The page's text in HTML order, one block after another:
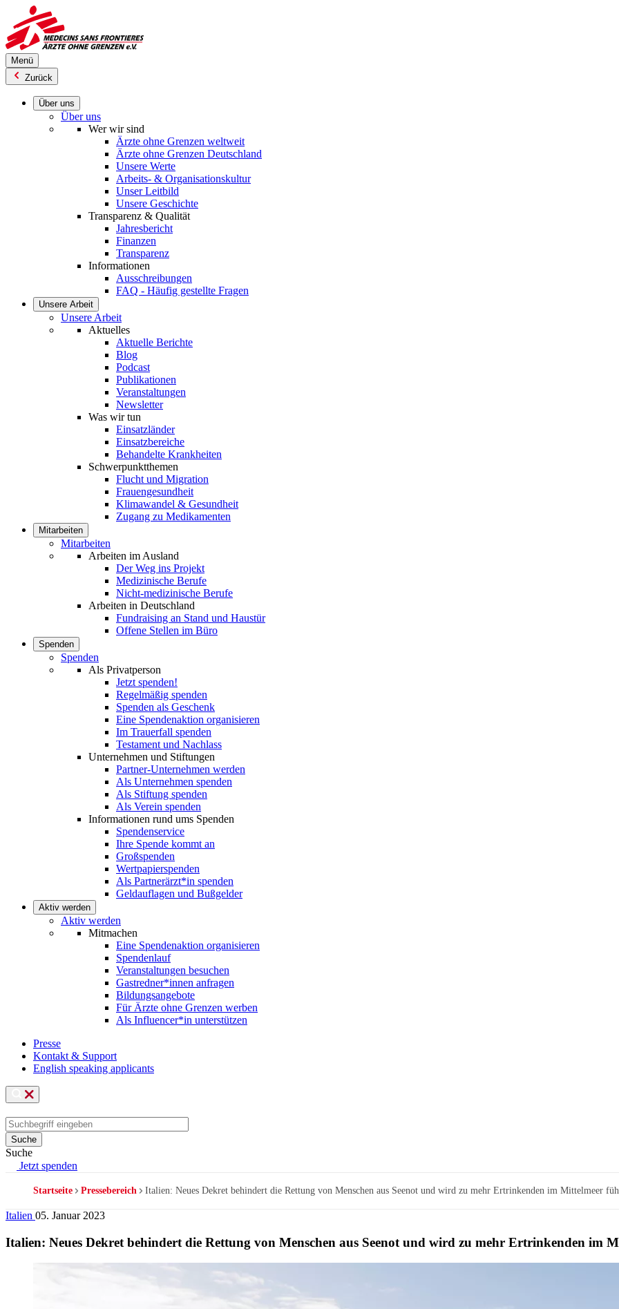
Direkt
zum
Inhalt
Menü
Zurück
Über uns
Über uns
Wer wir sind
Ärzte ohne Grenzen weltweit
Ärzte ohne Grenzen Deutschland
Unsere Werte
Arbeits- & Organisationskultur
Unser Leitbild
Unsere Geschichte
Transparenz & Qualität
Jahresbericht
Finanzen
Transparenz
Informationen
Ausschreibungen
FAQ - Häufig gestellte Fragen
Unsere Arbeit
Unsere Arbeit
Aktuelles
Aktuelle Berichte
Blog
Podcast
Publikationen
Veranstaltungen
Newsletter
Was wir tun
Einsatzländer
Einsatzbereiche
Behandelte Krankheiten
Schwerpunktthemen
Flucht und Migration
Frauengesundheit
Klimawandel & Gesundheit
Zugang zu Medikamenten
Mitarbeiten
Mitarbeiten
Arbeiten im Ausland
Der Weg ins Projekt
Medizinische Berufe
Nicht-medizinische Berufe
Arbeiten in Deutschland
Fundraising an Stand und Haustür
Offene Stellen im Büro
Spenden
Spenden
Als Privatperson
Jetzt spenden!
Regelmäßig spenden
Spenden als Geschenk
Eine Spendenaktion organisieren
Im Trauerfall spenden
Testament und Nachlass
Unternehmen und Stiftungen
Partner-Unternehmen werden
Als Unternehmen spenden
Als Stiftung spenden
Als Verein spenden
Informationen rund ums Spenden
Spendenservice
Ihre Spende kommt an
Großspenden
Wertpapierspenden
Als Partnerärzt*in spenden
Geldauflagen und Bußgelder
Aktiv werden
Aktiv werden
Mitmachen
Eine Spendenaktion organisieren
Spendenlauf
Veranstaltungen besuchen
Gastredner*innen anfragen
Bildungsangebote
Für Ärzte ohne Grenzen werben
Als Influencer*in unterstützen
Presse
Kontakt & Support
English speaking applicants
Suche
Jetzt spenden
Pfadnavigation
Startseite Pressebereich Italien: Neues Dekret behindert die Rettung von Menschen aus Seenot und wird zu mehr Ertrinkenden im Mittelmeer
Italien 05. Januar 2023
Italien: Neues Dekret behindert die Rettung von Menschen aus Seenot und wird zu mehr Ertrinkenden im